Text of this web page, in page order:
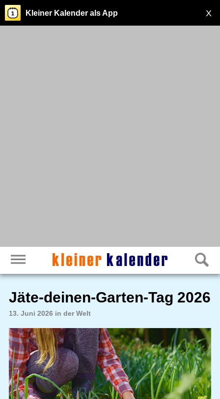
X
Kleiner Kalender als App
Jäte-deinen-Garten-Tag 2026
13. Juni 2026 in der Welt